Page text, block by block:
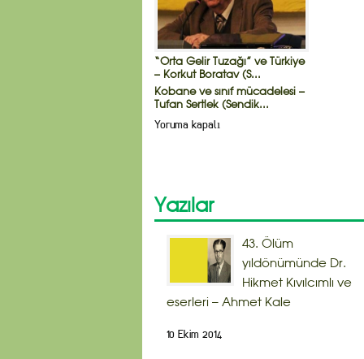
“Orta Gelir Tuzağı” ve Türkiye
– Korkut Boratav (S...
Kobane ve sınıf mücadelesi –
Tufan Sertlek (Sendik...
Yoruma kapalı
Yazılar
43. Ölüm
yıldönümünde Dr.
Hikmet Kıvılcımlı ve
eserleri – Ahmet Kale
10 Ekim 2014